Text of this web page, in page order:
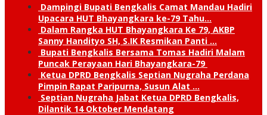
Dampingi Bupati Bengkalis Camat Mandau Hadiri
Upacara HUT Bhayangkara ke-79 Tahu…
Dalam Rangka HUT Bhayangkara Ke 79, AKBP
Sanny Handityo SH, S.IK Resmikan Panti …
Bupati Bengkalis Bersama Tomas Hadiri Malam
Puncak Perayaan Hari Bhayangkara-79
Ketua DPRD Bengkalis Septian Nugraha Perdana
Pimpin Rapat Paripurna, Susun Alat …
Septian Nugraha Jabat Ketua DPRD Bengkalis,
Dilantik 14 Oktober Mendatang